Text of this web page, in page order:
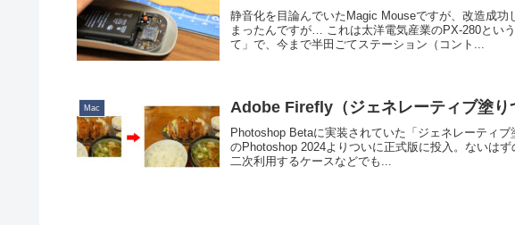
静音化を目論んでいたMagic Mouseですが、改造成
まったんですが… これは太洋電気産業のPX-280とい
て」で、今まで半田ごてステーション（コント...
Mac Adobe Firefly（ジェネレーティブ塗り
Photoshop Betaに実装されていた「ジェネレーティ
のPhotoshop 2024よりついに正式版に投入。ないは
二次利用するケースなどでも...